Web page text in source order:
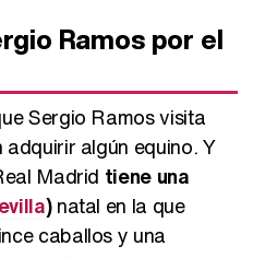
Ramos por el
Sergio Ramos visita
algún equino. Y
Madrid tiene una
)natal en la que
caballos y una